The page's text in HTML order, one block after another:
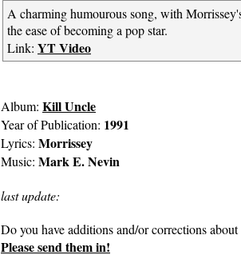
A charming humourous song, with
the ease of becoming a pop star.
Link: YT Video
Album: Kill Uncle
Year of Publication: 1991
Lyrics: Morrissey
Music: Mark E. Nevin
last update:
Do you have additions and/or corrections
Please send them in!